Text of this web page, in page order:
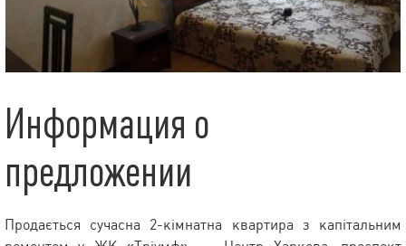
Информация о
предложении
Продається сучасна 2-кімнатна квартира з капітальним